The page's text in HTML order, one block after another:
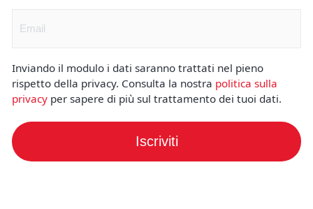
Inviando il modulo i dati saranno trattati nel pieno
rispetto della privacy. Consulta la nostra politica sulla
privacy per sapere di più sul trattamento dei tuoi dati.
Iscriviti